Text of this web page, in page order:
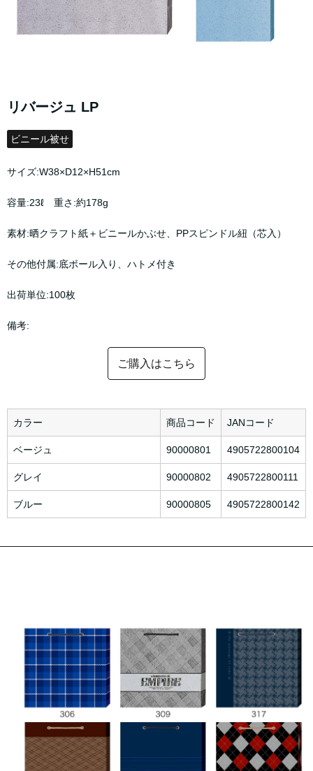
リバージュ LP
ビニール被せ
サイズ:W38×D12×H51cm
容量:23ℓ 重さ:約178g
素材:晒クラフト紙＋ビニールかぶせ、PPスピンドル紐（芯入）
その他付属:底ボール入り、ハトメ付き
出荷単位:100枚
備考:
ご購入はこちら
カラー 商品コード JANコード
ベージュ 90000801 4905722800104
グレイ 90000802 4905722800111
ブルー 90000805 4905722800142